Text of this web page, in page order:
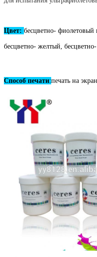
Цвет: бесцветно- фиолетовый
бесцветно- желтый,
Способ печати:печать на